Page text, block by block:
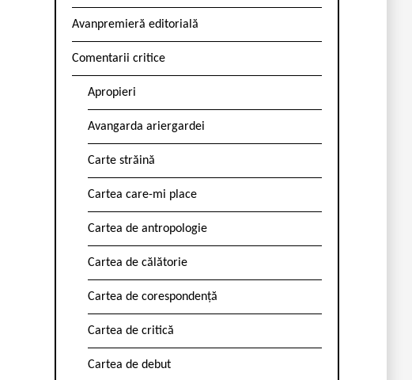
Avanpremieră editorială
Comentarii critice
Apropieri
Avangarda ariergardei
Carte străină
Cartea care-mi place
Cartea de antropologie
Cartea de călătorie
Cartea de corespondență
Cartea de critică
Cartea de debut